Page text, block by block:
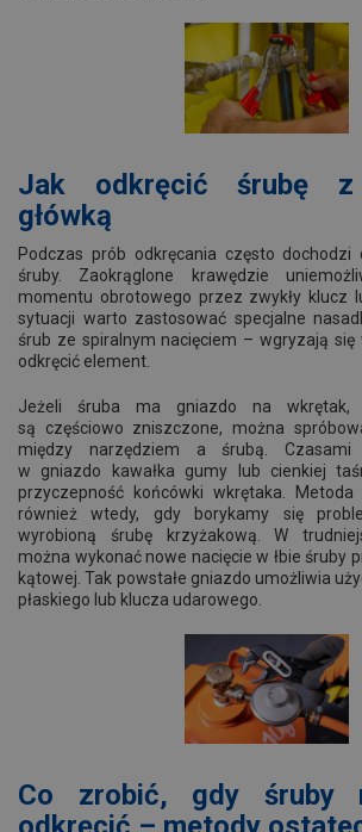
Jak odkręcić śrubę z
główką
Podczas prób odkręcania często dochodzi
śruby. Zaokrąglone krawędzie
momentu obrotowego przez zwykły klucz
sytuacji warto zastosować specjalne
śrub ze spiralnym nacięciem – wgryzają
odkręcić element.
Jeżeli śruba ma gniazdo na wkrętak,
są częściowo zniszczone, można
między narzędziem a śrubą. Czasami
w gniazdo kawałka gumy lub cienkiej
przyczepność końcówki wkrętaka.
również wtedy, gdy borykamy się
wyrobioną śrubę krzyżakową. W
można wykonać nowe nacięcie w łbie śruby
kątowej. Tak powstałe gniazdo umożliwia
płaskiego lub klucza udarowego.
Co zrobić, gdy śruby